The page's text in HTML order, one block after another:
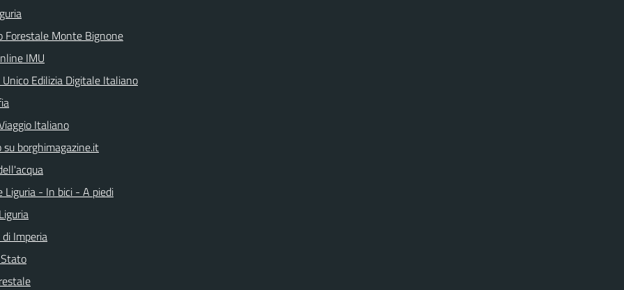
Forestale Monte Bignone
IMU
Edilizia Digitale Italiano
Italiano
su borghimagazine.it
Liguria - In bici - A piedi
Imperia